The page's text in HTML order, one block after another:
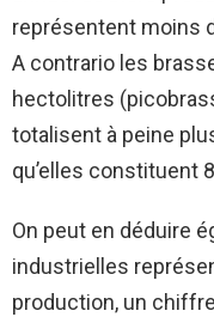
représentent moins
A contrario les
hectolitres
totalisent à peine
qu’elles constituent
On peut en déduire
industrielles
production, un